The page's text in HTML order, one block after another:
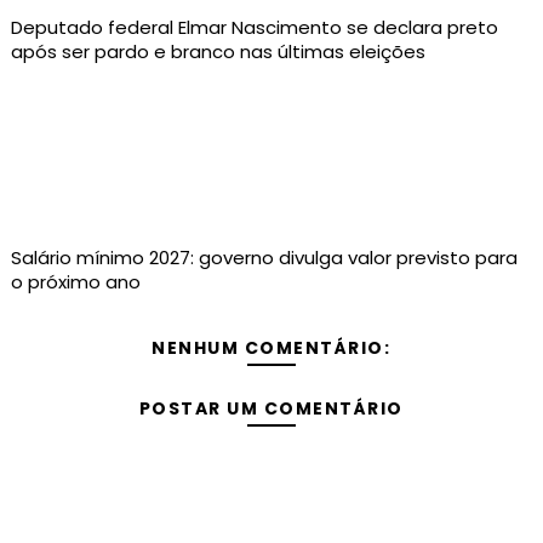
Deputado federal Elmar Nascimento se declara preto
após ser pardo e branco nas últimas eleições
Salário mínimo 2027: governo divulga valor previsto para
o próximo ano
NENHUM COMENTÁRIO:
POSTAR UM COMENTÁRIO